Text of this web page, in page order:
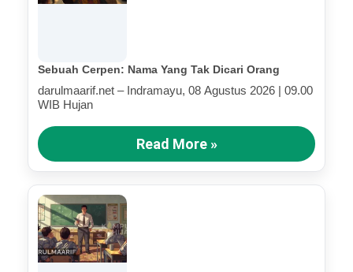
Sebuah Cerpen: Nama Yang Tak Dicari Orang
darulmaarif.net – Indramayu, 08 Agustus 2026 | 09.00
WIB Hujan
Read More »